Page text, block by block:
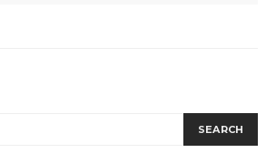
SEARCH